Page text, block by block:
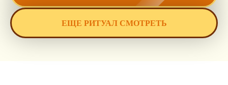
ЕЩЕ РИТУАЛ СМОТРЕТЬ